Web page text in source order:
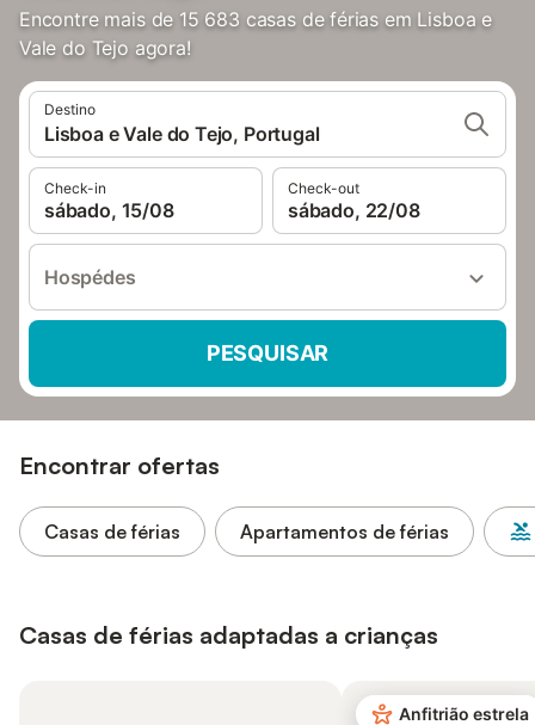
Encontre mais de 15 683 casas de férias em Lisboa e
Vale do Tejo agora!
Destino
Lisboa e Vale do Tejo, Portugal
Check-in
sábado, 15/08
Check-out
sábado, 22/08
Hospédes
PESQUISAR
Encontrar ofertas
Casas de férias Apartamentos de férias
Casas de férias adaptadas a crianças
Anfitrião estrela